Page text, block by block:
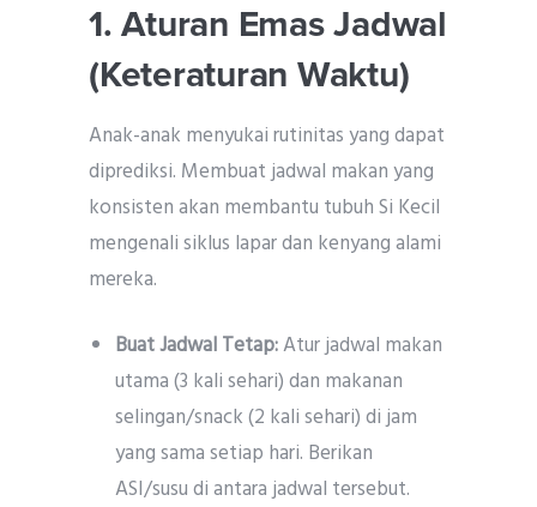
1. Aturan Emas Jadwal
(Keteraturan Waktu)
Anak-anak menyukai rutinitas yang dapat
diprediksi. Membuat jadwal makan yang
konsisten akan membantu tubuh Si Kecil
mengenali siklus lapar dan kenyang alami
mereka.
Buat Jadwal Tetap:Atur jadwal makan
utama (3 kali sehari) dan makanan
selingan/snack (2 kali sehari) di jam
yang sama setiap hari. Berikan
ASI/susu di antara jadwal tersebut.